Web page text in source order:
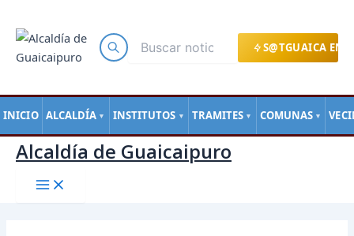
S@TGUAICA EN
INICIO ALCALDÍA ▼ INSTITUTOS ▼ TRAMITES ▼ COMUNAS ▼
contenido
Alcaldía de Guaicaipuro
de
entradas